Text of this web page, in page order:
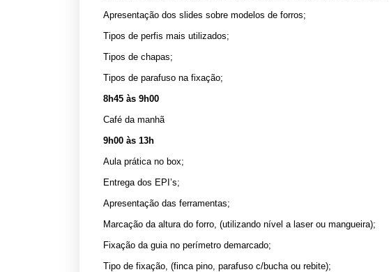
Apresentação dos slides sobre modelos de forros;
Tipos de perfis mais utilizados;
Tipos de chapas;
Tipos de parafuso na fixação;
8h45 às 9h00
Café da manhã
9h00 às 13h
Aula prática no box;
Entrega dos EPI’s;
Apresentação das ferramentas;
Marcação da altura do forro, (utilizando nível a laser ou mangueira);
Fixação da guia no perímetro demarcado;
Tipo de fixação, (finca pino, parafuso c/bucha ou rebite);